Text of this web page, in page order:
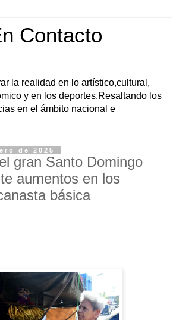
Contacto
la realidad en lo artístico,cultural,
y en los deportes.Resaltando los
en el ámbito nacional e
de 2025
gran Santo Domingo
aumentos en los
básica